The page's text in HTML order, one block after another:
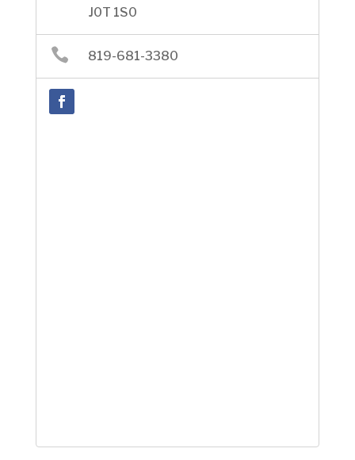
J0T 1S0
 819-681-3380